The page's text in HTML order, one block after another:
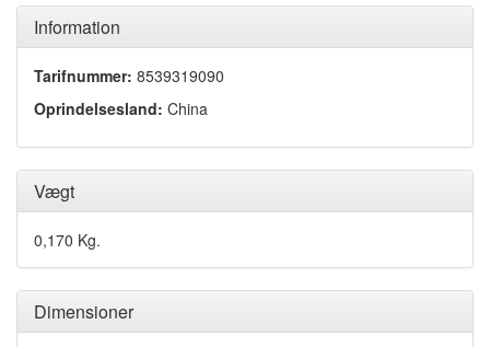
Information
Tarifnummer: 8539319090
Oprindelsesland: China
Vægt
0,170 Kg.
Dimensioner